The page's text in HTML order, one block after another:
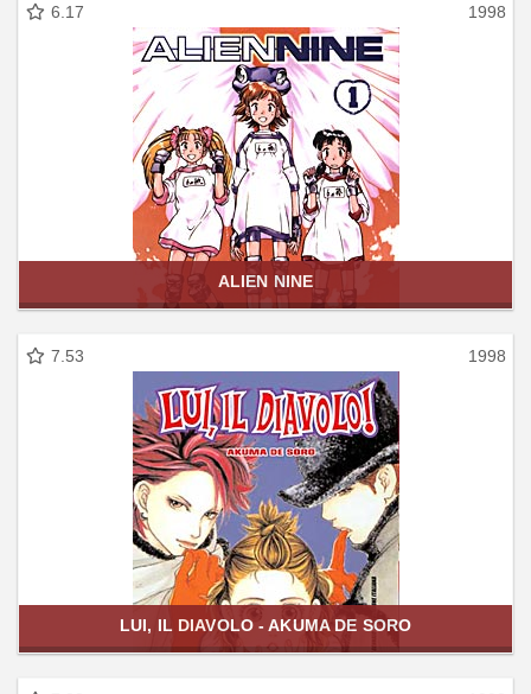
6.17 1998
ALIEN NINE
7.53 1998
LUI, IL DIAVOLO - AKUMA DE SORO